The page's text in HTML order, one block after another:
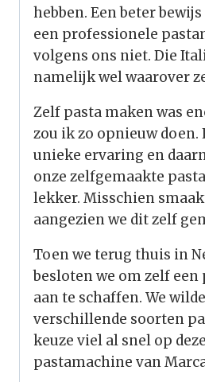
hebben. Een beter
een professionele
volgens ons niet. Die
namelijk wel waarover
Zelf pasta maken was
zou ik zo opnieuw doen.
unieke ervaring en
onze zelfgemaakte
lekker. Misschien
aangezien we dit zelf
Toen we terug thuis in
besloten we om zelf
aan te schaffen. We
verschillende soorten
keuze viel al snel op
pastamachine van